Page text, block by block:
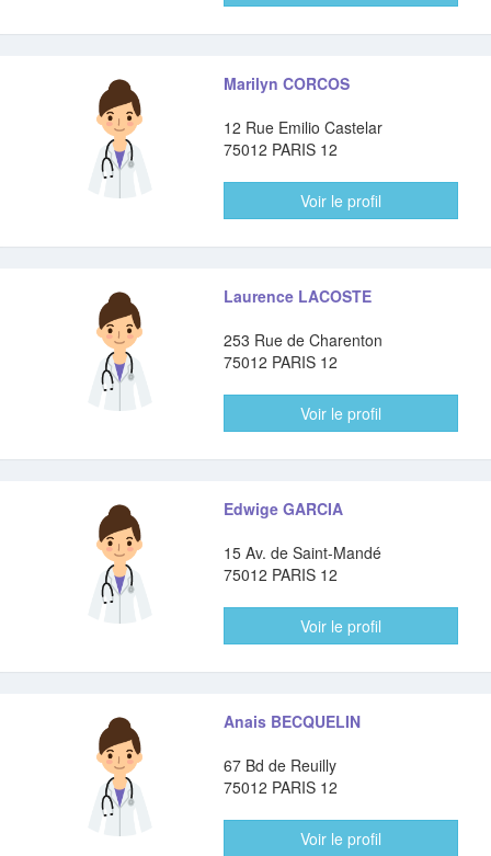
Marilyn CORCOS
12 Rue Emilio Castelar
75012 PARIS 12
Voir le profil
Laurence LACOSTE
253 Rue de Charenton
75012 PARIS 12
Voir le profil
Edwige GARCIA
15 Av. de Saint-Mandé
75012 PARIS 12
Voir le profil
Anais BECQUELIN
67 Bd de Reuilly
75012 PARIS 12
Voir le profil